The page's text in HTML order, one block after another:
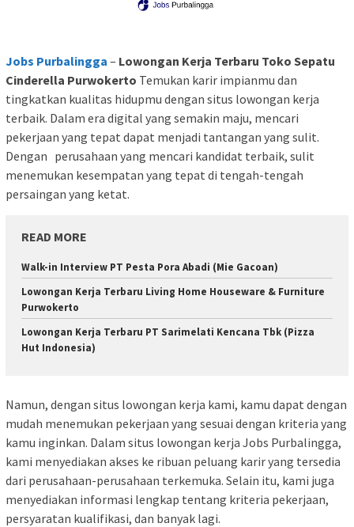
Jobs Purbalingga – Lowongan Kerja Terbaru Toko Sepatu
Cinderella Purwokerto Temukan karir impianmu dan
tingkatkan kualitas hidupmu dengan situs lowongan kerja
terbaik. Dalam era digital yang semakin maju, mencari
pekerjaan yang tepat dapat menjadi tantangan yang sulit.
Dengan perusahaan yang mencari kandidat terbaik, sulit
menemukan kesempatan yang tepat di tengah-tengah
persaingan yang ketat.
READ MORE
Walk-in Interview PT Pesta Pora Abadi (Mie Gacoan)
Lowongan Kerja Terbaru Living Home Houseware & Furniture
Purwokerto
Lowongan Kerja Terbaru PT Sarimelati Kencana Tbk (Pizza
Hut Indonesia)
Namun, dengan situs lowongan kerja kami, kamu dapat dengan
mudah menemukan pekerjaan yang sesuai dengan kriteria yang
kamu inginkan. Dalam situs lowongan kerja Jobs Purbalingga,
kami menyediakan akses ke ribuan peluang karir yang tersedia
dari perusahaan-perusahaan terkemuka. Selain itu, kami juga
menyediakan informasi lengkap tentang kriteria pekerjaan,
persyaratan kualifikasi, dan banyak lagi.